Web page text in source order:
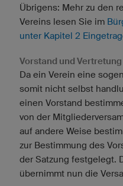
Übrigens: Mehr zu den
Vereins lesen Sie im
unter Kapitel 2
Vorstand und
Da ein Verein eine
somit nicht selbst
einen Vorstand
von der
auf andere Weise
zur Bestimmung des
der Satzung festgelegt.
übernimmt nun die